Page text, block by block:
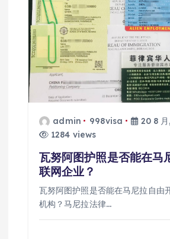
admin 998visa
20 8
1284 views
瓦努阿图护照是否能在马
联网企业？
瓦努阿图护照是否能在马尼拉自由
机构？马尼拉法律…